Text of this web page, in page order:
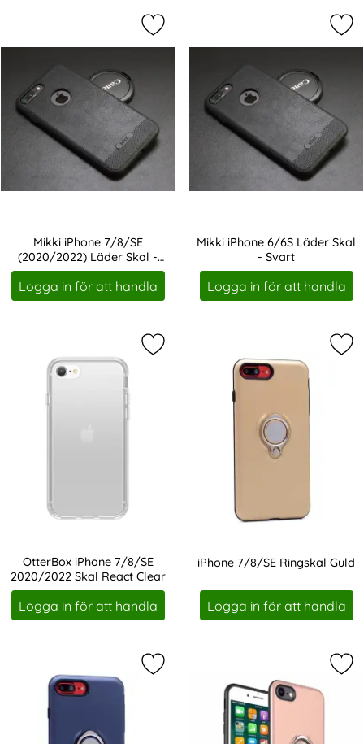
Mikki iPhone 7/8/SE
(2020/2022) Läder Skal -
Svart
Art. nr 227691
Logga in för att handla
Markera mikki iPhone 7/8/SE
Mikki iPhone 6/6S Läder Skal
- Svart
Art. nr 227692
Logga in för att handla
OtterBox iPhone 7/8/SE
2020/2022 Skal React Clear
Art. nr 227801
Logga in för att handla
Markera otterBox iPhone 7/8/SE
iPhone 7/8/SE Ringskal Guld
Art. nr 228529
Logga in för att handla
Markera iPhone 7/8/SE Ringskal